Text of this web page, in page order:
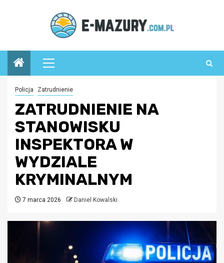
Menu
główne
Policja Zatrudnienie
ZATRUDNIENIE NA
STANOWISKU
INSPEKTORA W
WYDZIALE
KRYMINALNYM
7 marca 2026 Daniel Kowalski